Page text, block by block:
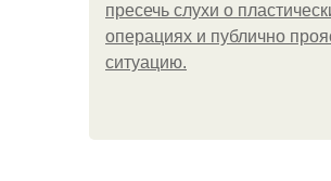
пресечь слухи о
операциях и публично
ситуацию.